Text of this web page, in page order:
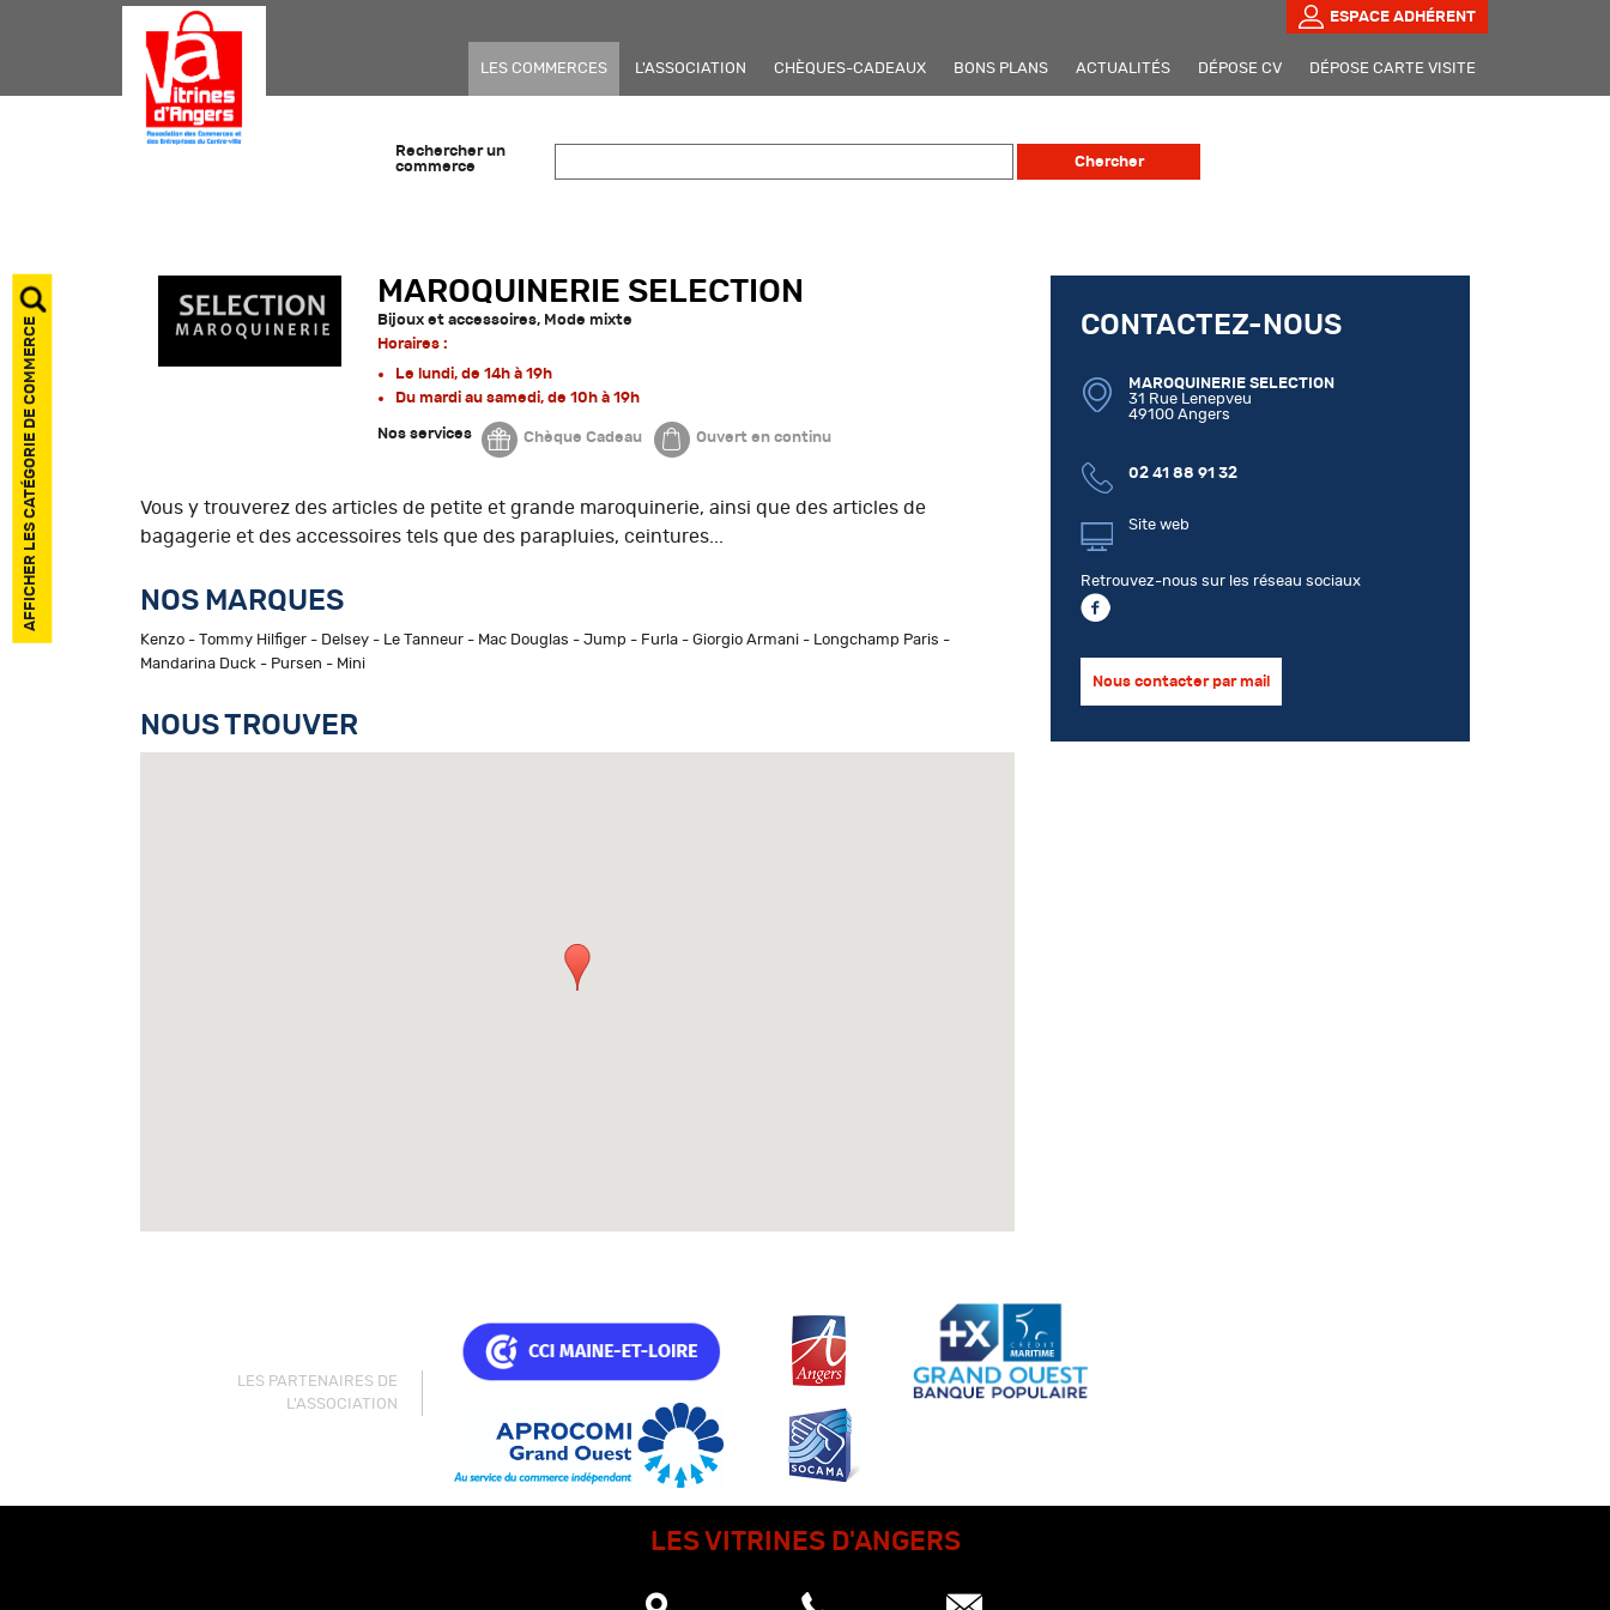
ESPACE ADHÉRENT
LES COMMERCES L'ASSOCIATION CHÈQUES-CADEAUX BONS PLANS ACTUALITÉS DÉPOSE CV DÉPOSE CARTE VISITE
Rechercher un
commerce
MAROQUINERIE SELECTION
Bijoux et accessoires, Mode mixte
Horaires :
Le lundi, de 14h à 19h
Du mardi au samedi, de 10h à 19h
Nos services Chèque Cadeau Ouvert en continu
Vous y trouverez des articles de petite et grande maroquinerie, ainsi que des articles de
bagagerie et des accessoires tels que des parapluies, ceintures...
NOS MARQUES
Kenzo - Tommy Hilfiger - Delsey - Le Tanneur - Mac Douglas - Jump - Furla - Giorgio Armani - Longchamp Paris -
Mandarina Duck - Pursen - Mini
NOUS TROUVER
CONTACTEZ-NOUS
MAROQUINERIE SELECTION
31 Rue Lenepveu
49100 Angers
02 41 88 91 32
Site web
Retrouvez-nous sur les réseau sociaux
Nous contacter par mail
AFFICHER LES CATÉGORIE DE COMMERCE
LES PARTENAIRES DE
L'ASSOCIATION
LES VITRINES D'ANGERS